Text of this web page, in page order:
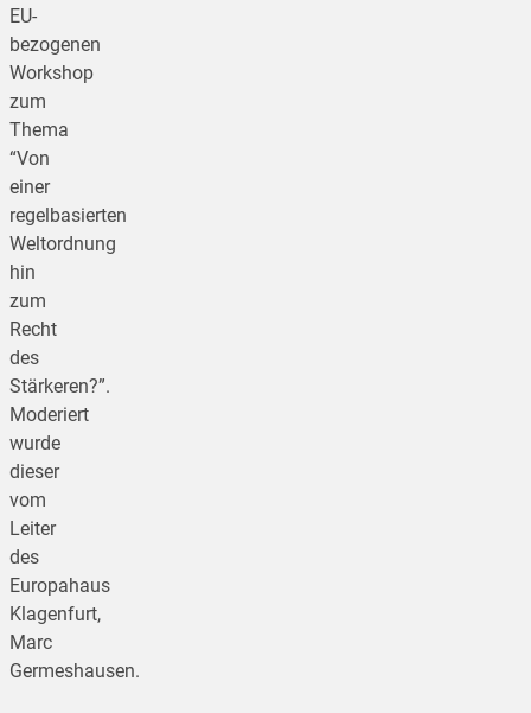
EU-
bezogenen
Workshop
zum
Thema
“Von
einer
regelbasierten
Weltordnung
hin
zum
Recht
des
Stärkeren?”.
Moderiert
wurde
dieser
vom
Leiter
des
Europahaus
Klagenfurt,
Marc
Germeshausen.